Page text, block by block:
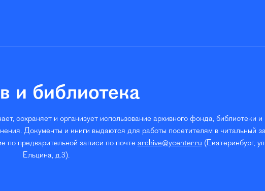
и библиотека
сохраняет и организует использование архивного фонда, библиотеки и
Документы и книги выдаются для работы посетителям в читальный
по предварительной записи по почте archive@ycenter.ru (Екатеринбург,
Ельцина, д.3).